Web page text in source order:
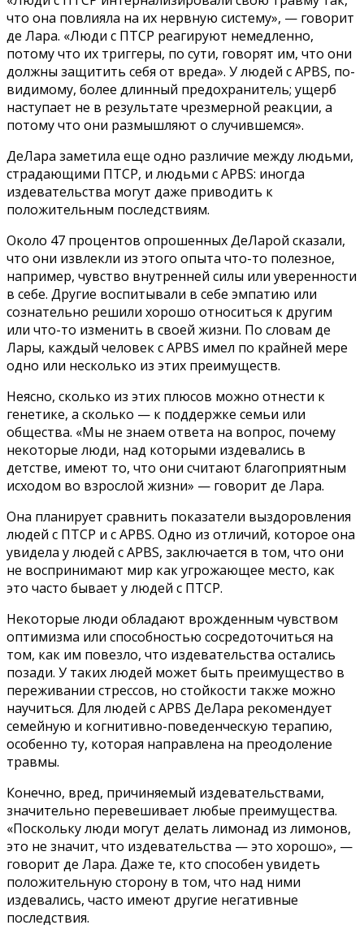
что она повлияла на их нервную систему», — говорит
де Лара. «Люди с ПТСР реагируют немедленно,
потому что их триггеры, по сути, говорят им, что они
должны защитить себя от вреда». У людей с APBS, по-
видимому, более длинный предохранитель; ущерб
наступает не в результате чрезмерной реакции, а
потому что они размышляют о случившемся».
ДеЛара заметила еще одно различие между людьми,
страдающими ПТСР, и людьми с APBS: иногда
издевательства могут даже приводить к
положительным последствиям.
Около 47 процентов опрошенных ДеЛарой сказали,
что они извлекли из этого опыта что-то полезное,
например, чувство внутренней силы или уверенности
в себе. Другие воспитывали в себе эмпатию или
сознательно решили хорошо относиться к другим
или что-то изменить в своей жизни. По словам де
Лары, каждый человек с APBS имел по крайней мере
одно или несколько из этих преимуществ.
Неясно, сколько из этих плюсов можно отнести к
генетике, а сколько — к поддержке семьи или
общества. «Мы не знаем ответа на вопрос, почему
некоторые люди, над которыми издевались в
детстве, имеют то, что они считают благоприятным
исходом во взрослой жизни» — говорит де Лара.
Она планирует сравнить показатели выздоровления
людей с ПТСР и с APBS. Одно из отличий, которое она
увидела у людей с APBS, заключается в том, что они
не воспринимают мир как угрожающее место, как
это часто бывает у людей с ПТСР.
Некоторые люди обладают врожденным чувством
оптимизма или способностью сосредоточиться на
том, как им повезло, что издевательства остались
позади. У таких людей может быть преимущество в
переживании стрессов, но стойкости также можно
научиться. Для людей с APBS ДеЛара рекомендует
семейную и когнитивно-поведенческую терапию,
особенно ту, которая направлена на преодоление
травмы.
Конечно, вред, причиняемый издевательствами,
значительно перевешивает любые преимущества.
«Поскольку люди могут делать лимонад из лимонов,
это не значит, что издевательства — это хорошо», —
говорит де Лара. Даже те, кто способен увидеть
положительную сторону в том, что над ними
издевались, часто имеют другие негативные
последствия.